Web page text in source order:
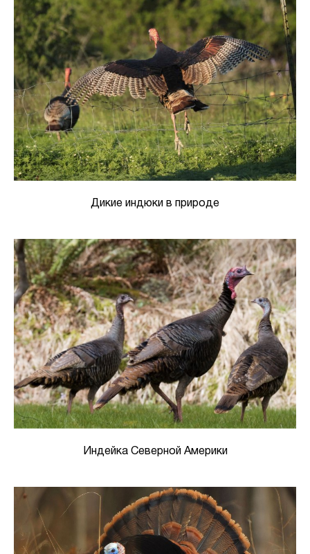
Дикие индюки в природе
Индейка Северной Америки